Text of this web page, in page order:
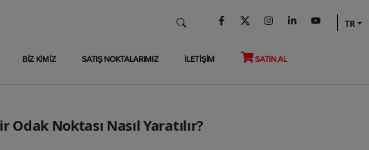
BİZ KİMİZ SATIŞ NOKTALARIMIZ İLETİŞİM SATIN AL
TR
Noktası Nasıl Yaratılır?